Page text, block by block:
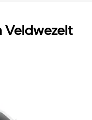
Veldwezelt